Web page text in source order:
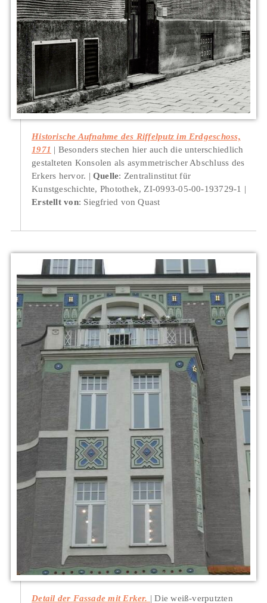
Historische Aufnahme des Riffelputz im Erdgeschoss,
1971
Besonders stechen hier auch die unterschiedlich
gestalteten Konsolen als asymmetrischer Abschluss des
Erkers hervor.
Quelle: Zentralinstitut für
Kunstgeschichte, Photothek, ZI-0993-05-00-193729-1
Erstellt von: Siegfried von Quast
Detail der Fassade mit Erker. Die weiß-verputzten